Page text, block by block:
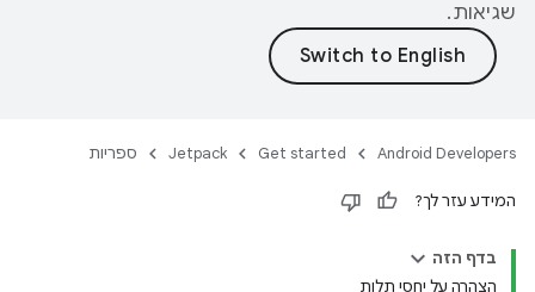
שגיאות.
Android Developers
Get started
Jetpack ספריות
המידע עזר לך?
בדף הזה
הצהרה על יחסי תלות